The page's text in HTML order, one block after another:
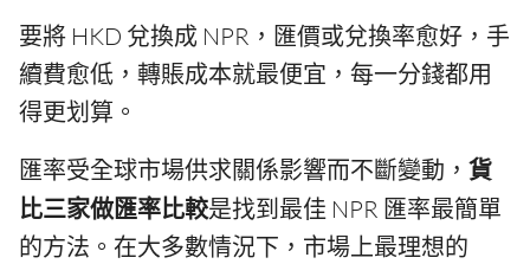
要將 HKD 兌換成 NPR，匯價或兌換率愈好，手
續費愈低，轉賬成本就最便宜，每一分錢都用
得更划算。
匯率受全球市場供求關係影響而不斷變動， 貨
比三家做匯率比較是找到最佳 NPR 匯率最簡單
的方法。在大多數情況下，市場上最理想的